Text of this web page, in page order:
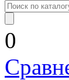
0